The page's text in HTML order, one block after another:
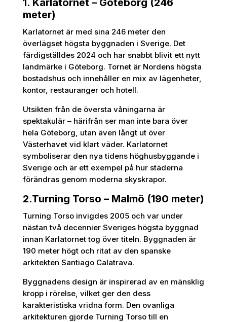
1. Karlatornet – Göteborg (246
meter)
Karlatornet är med sina 246 meter den
överlägset högsta byggnaden i Sverige. Det
färdigställdes 2024 och har snabbt blivit ett nytt
landmärke i Göteborg. Tornet är Nordens högsta
bostadshus och innehåller en mix av lägenheter,
kontor, restauranger och hotell.
Utsikten från de översta våningarna är
spektakulär – härifrån ser man inte bara över
hela Göteborg, utan även långt ut över
Västerhavet vid klart väder. Karlatornet
symboliserar den nya tidens höghusbyggande i
Sverige och är ett exempel på hur städerna
förändras genom moderna skyskrapor.
2.Turning Torso – Malmö (190 meter)
Turning Torso invigdes 2005 och var under
nästan två decennier Sveriges högsta byggnad
innan Karlatornet tog över titeln. Byggnaden är
190 meter högt och ritat av den spanske
arkitekten Santiago Calatrava.
Byggnadens design är inspirerad av en mänsklig
kropp i rörelse, vilket ger den dess
karakteristiska vridna form. Den ovanliga
arkitekturen gjorde Turning Torso till en